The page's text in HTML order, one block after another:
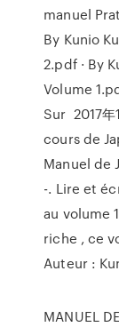
manuel
By Kunio
2.pdf · By
Volume
Sur 2017年
cours de
Manuel de
-. Lire et
au volume
riche , ce
Auteur :
MANUEL